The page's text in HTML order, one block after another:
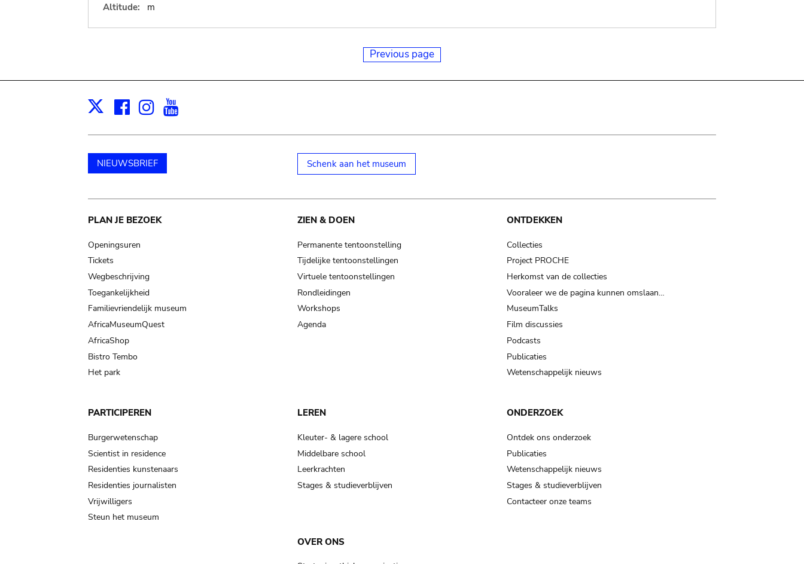
Altitude:
m
Previous page
X Facebook
Instagram
NIEUWSBRIEF Schenk aan het museum
Main
navigation
PLAN JE BEZOEK
Openingsuren
Tickets
Wegbeschrijving
Toegankelijkheid
Familievriendelijk museum
AfricaMuseumQuest
AfricaShop
Bistro Tembo
Het park
ZIEN & DOEN
Permanente tentoonstelling
Tijdelijke tentoonstellingen
Virtuele tentoonstellingen
Rondleidingen
Workshops
Agenda
ONTDEKKEN
Collecties
Project PROCHE
Herkomst van de collecties
Vooraleer we de pagina kunnen omslaan…
MuseumTalks
Film discussies
Podcasts
Publicaties
Wetenschappelijk nieuws
PARTICIPEREN
Burgerwetenschap
Scientist in residence
Residenties kunstenaars
Residenties journalisten
Vrijwilligers
Steun het museum
LEREN
Kleuter- & lagere school
Middelbare school
Leerkrachten
Stages & studieverblijven
ONDERZOEK
Ontdek ons onderzoek
Publicaties
Wetenschappelijk nieuws
Stages & studieverblijven
Contacteer onze teams
OVER ONS